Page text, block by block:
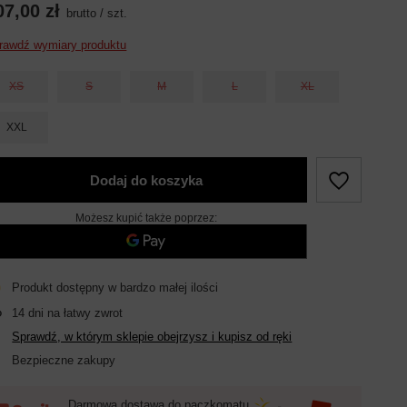
zł brutto /szt.
wymiary produktu
XS S M L XL
XXL
Dodaj do koszyka
Możesz kupić także poprzez:
Produkt dostępny w bardzo małej ilości
14 dni na łatwy zwrot
Sprawdź, w którym sklepie obejrzysz i kupisz od ręki
Bezpieczne zakupy
Darmowa dostawa do paczkomatu